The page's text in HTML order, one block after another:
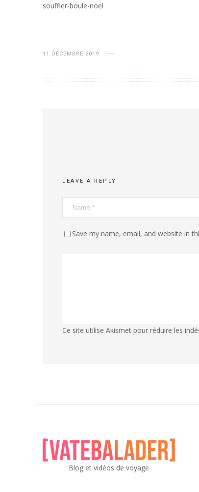
souffler-boule-noel
11 DÉCEMBRE 2019
LEAVE A REPLY
Save my name, email, and website in
Ce site utilise Akismet pour réduire les
Blog et vidéos de voyage